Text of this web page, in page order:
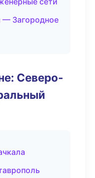
Загородное
Северо-